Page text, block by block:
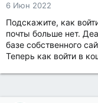
6 Июн 2022
Подскажите, как
почты больше нет.
базе собственного
Теперь как войти в